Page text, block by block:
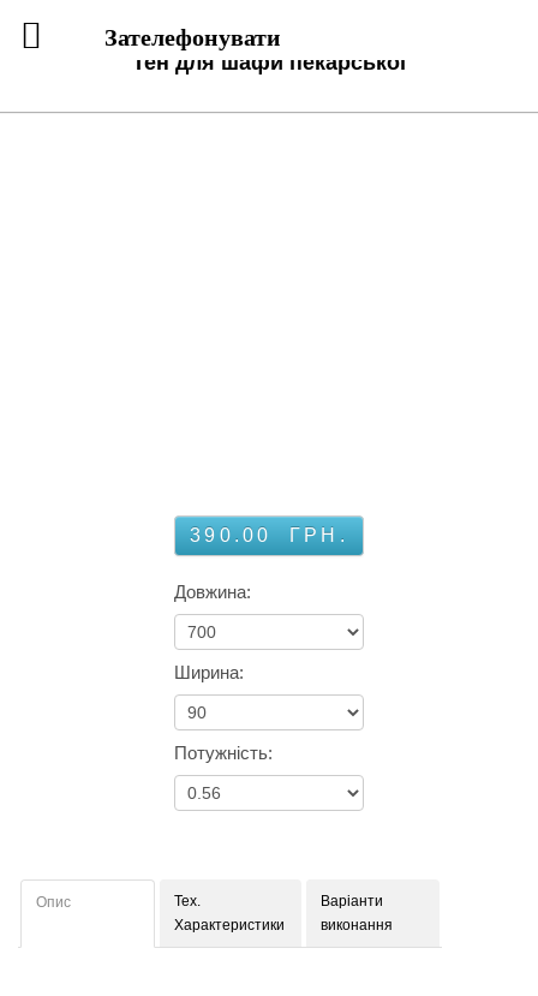
Тен для шафи пекарської
390.00 ГРН.
Довжина:
Ширина:
Потужність:
Опис
Тех.
Характеристики
Варіанти
виконання
Зателефонувати